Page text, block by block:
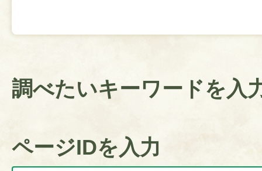
調べたいキーワードを入
ページIDを入力